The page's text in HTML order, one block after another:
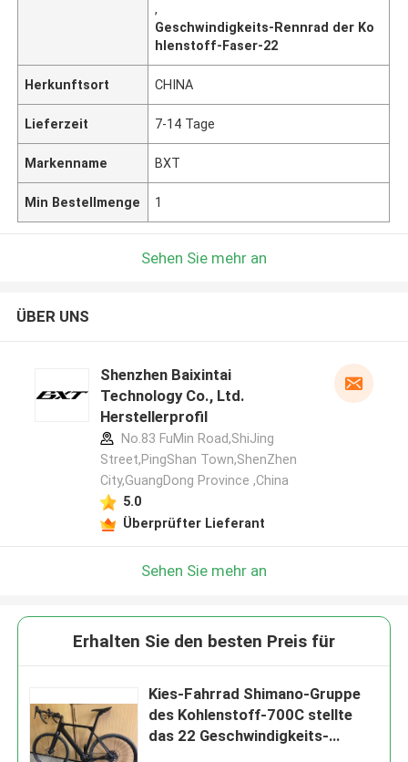
,
Geschwindigkeits-Rennrad der Ko
hlenstoff-Faser-22
Herkunftsort CHINA
Lieferzeit 7-14 Tage
Markenname BXT
Min Bestellmenge 1
Sehen Sie mehr an
ÜBER UNS
Shenzhen Baixintai
Technology Co., Ltd.
Herstellerprofil
No.83 FuMin Road,ShiJing
Street,PingShan Town,ShenZhen
City,GuangDong Province ,China
5.0
Überprüfter Lieferant
Sehen Sie mehr an
Erhalten Sie den besten Preis für
Kies-Fahrrad Shimano-Gruppe
des Kohlenstoff-700C stellte
das 22 Geschwindigkeits-